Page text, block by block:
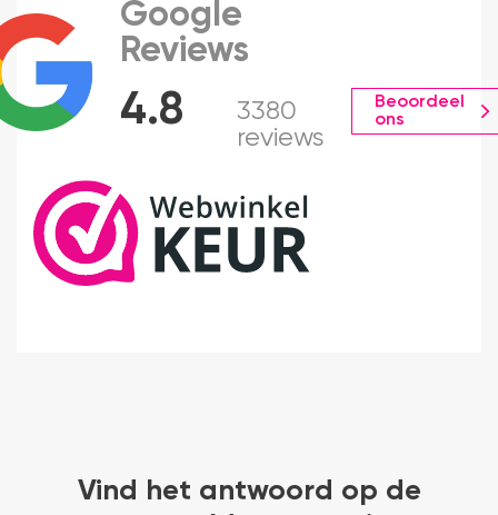
4.8
Google
Reviews
3380
reviews
Beoordeel
ons
Vind het antwoord op de